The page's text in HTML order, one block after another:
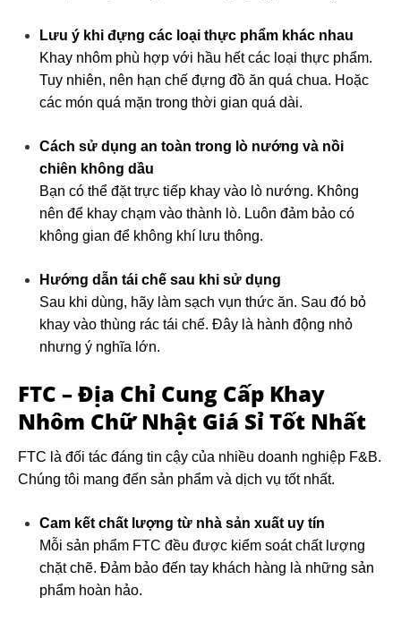
Lưu ý khi đựng các loại thực phẩm khác nhau
Khay nhôm phù hợp với hầu hết các loại thực phẩm.
Tuy nhiên, nên hạn chế đựng đồ ăn quá chua. Hoặc
các món quá mặn trong thời gian quá dài.
Cách sử dụng an toàn trong lò nướng và nồi
chiên không dầu
Bạn có thể đặt trực tiếp khay vào lò nướng. Không
nên để khay chạm vào thành lò. Luôn đảm bảo có
không gian để không khí lưu thông.
Hướng dẫn tái chế sau khi sử dụng
Sau khi dùng, hãy làm sạch vụn thức ăn. Sau đó bỏ
khay vào thùng rác tái chế. Đây là hành động nhỏ
nhưng ý nghĩa lớn.
FTC – Địa Chỉ Cung Cấp Khay
Nhôm Chữ Nhật Giá Sỉ Tốt Nhất
FTC là đối tác đáng tin cậy của nhiều doanh nghiệp F&B.
Chúng tôi mang đến sản phẩm và dịch vụ tốt nhất.
Cam kết chất lượng từ nhà sản xuất uy tín
Mỗi sản phẩm FTC đều được kiểm soát chất lượng
chặt chẽ. Đảm bảo đến tay khách hàng là những sản
phẩm hoàn hảo.